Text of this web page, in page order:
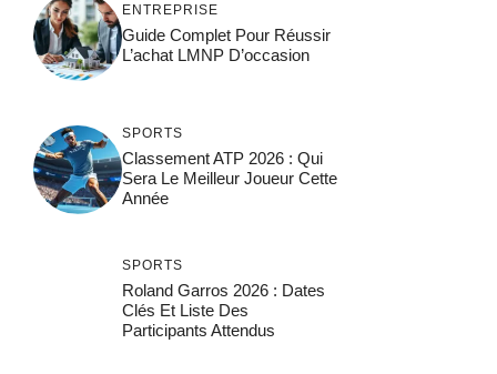
ENTREPRISE
Guide Complet Pour Réussir
L’achat LMNP D’occasion
SPORTS
Classement ATP 2026 : Qui
Sera Le Meilleur Joueur Cette
Année
SPORTS
Roland Garros 2026 : Dates
Clés Et Liste Des
Participants Attendus